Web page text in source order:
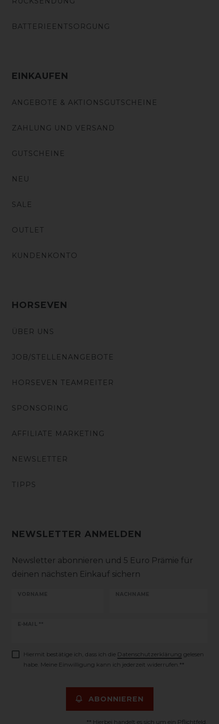
BATTERIEENTSORGUNG
EINKAUFEN
ANGEBOTE & AKTIONSGUTSCHEINE
ZAHLUNG UND VERSAND
GUTSCHEINE
NEU
SALE
OUTLET
KUNDENKONTO
HORSEVEN
ÜBER UNS
JOB/STELLENANGEBOTE
HORSEVEN TEAMREITER
SPONSORING
AFFILIATE MARKETING
NEWSLETTER
TIPPS
NEWSLETTER ANMELDEN
Newsletter abonnieren und 5 Euro Prämie für
deinen nächsten Einkauf sichern
VORNAME NACHNAME
E-MAIL **
Newsletter
Hiermit bestätige ich, dass ich die Daten­schutz­erklärung gelesen
habe. Meine Einwilligung kann ich jederzeit widerrufen.**
ABONNIEREN
** Hierbei handelt es sich um ein Pflichtfeld.